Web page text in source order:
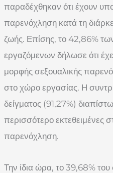
παραδέχθηκαν ότι έχουν
παρενόχληση κατά τη
ζωής. Επίσης, το 42,86%
εργαζόμενων δήλωσε ότι
μορφής σεξουαλικής
στο χώρο εργασίας. Η
δείγματος (91,27%)
περισσότερο εκτεθειμένες
παρενόχληση.
Την ίδια ώρα, το 39,68% του